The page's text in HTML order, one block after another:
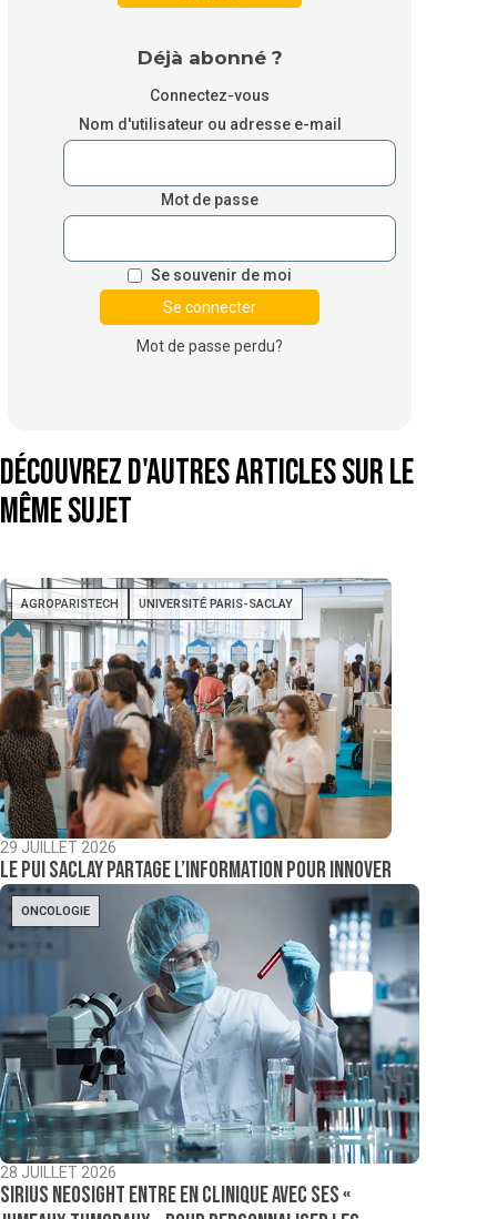
Déjà abonné ?
Connectez-vous
Nom d'utilisateur ou adresse e-mail
Mot de passe
Se souvenir de moi
Mot de passe perdu?
Découvrez d'autres articles sur le
même sujet
AGROPARISTECH UNIVERSITÉ PARIS-SACLAY
29 JUILLET 2026
Le PUI Saclay partage l’information pour innover
ONCOLOGIE
28 JUILLET 2026
Sirius NeoSight entre en clinique avec ses «